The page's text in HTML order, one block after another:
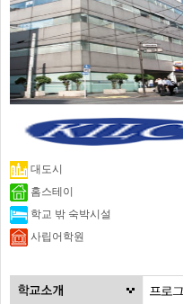
대도시
홈스테이
학교 밖 숙박시설
사립어학원